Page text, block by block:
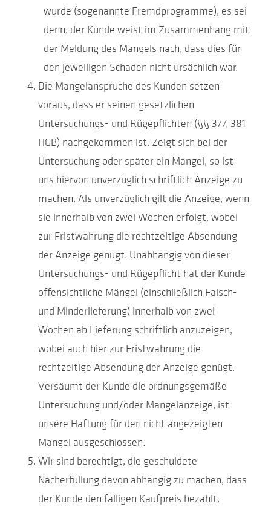
wurde (sogenannte Fremdprogramme), es sei
denn, der Kunde weist im Zusammenhang mit
der Meldung des Mangels nach, dass dies für
den jeweiligen Schaden nicht ursächlich war.
Die Mängelansprüche des Kunden setzen
voraus, dass er seinen gesetzlichen
Untersuchungs- und Rügepflichten (§§ 377, 381
HGB) nachgekommen ist. Zeigt sich bei der
Untersuchung oder später ein Mangel, so ist
uns hiervon unverzüglich schriftlich Anzeige zu
machen. Als unverzüglich gilt die Anzeige, wenn
sie innerhalb von zwei Wochen erfolgt, wobei
zur Fristwahrung die rechtzeitige Absendung
der Anzeige genügt. Unabhängig von dieser
Untersuchungs- und Rügepflicht hat der Kunde
offensichtliche Mängel (einschließlich Falsch-
und Minderlieferung) innerhalb von zwei
Wochen ab Lieferung schriftlich anzuzeigen,
wobei auch hier zur Fristwahrung die
rechtzeitige Absendung der Anzeige genügt.
Versäumt der Kunde die ordnungsgemäße
Untersuchung und/oder Mängelanzeige, ist
unsere Haftung für den nicht angezeigten
Mangel ausgeschlossen.
Wir sind berechtigt, die geschuldete
Nacherfüllung davon abhängig zu machen, dass
der Kunde den fälligen Kaufpreis bezahlt.